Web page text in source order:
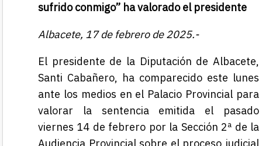
sufrido conmigo” ha valorado el presidente
Albacete, 17 de febrero de 2025.-
El presidente de la Diputación de Albacete,
Santi Cabañero, ha comparecido este lunes
ante los medios en el Palacio Provincial para
valorar la sentencia emitida el pasado
viernes 14 de febrero por la Sección 2ª de la